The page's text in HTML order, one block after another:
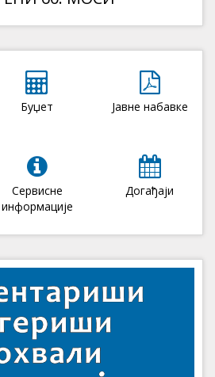
Буџет Јавне набавке
Сервисне
информације
Догађаји